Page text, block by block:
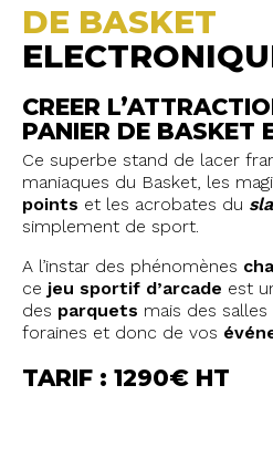
DE BASKET
CREER
PANIER DE BASKET
Ce superbe stand de lacer
maniaques du Basket, les
points et les acrobates du
simplement de sport.
A l’instar des phénomènes
ce jeu sportif d’arcade est
des parquets mais des
foraines et donc de vos
TARIF : 1290€ HT